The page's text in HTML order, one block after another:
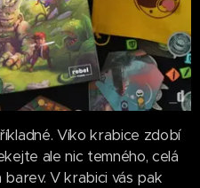
Víko krabice zdobí
ale nic temného, celá
V krabici vás pak